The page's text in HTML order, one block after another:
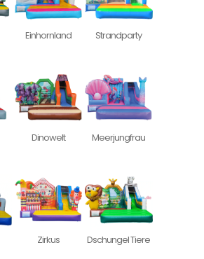
Einhornland Strandparty
Dinowelt Meerjungfrau
Zirkus Dschungel Tiere